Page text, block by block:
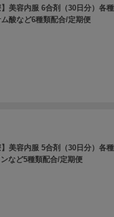
】美容内服 6合剤（30日分）各
酸など6種類配合/定期便
】美容内服 5合剤（30日分）各
など5種類配合/定期便